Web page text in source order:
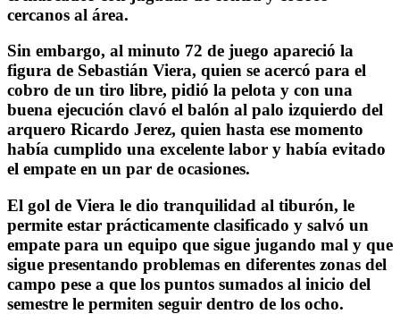
cercanos al área.
Sin embargo, al minuto 72 de juego apareció la
figura de Sebastián Viera, quien se acercó para el
cobro de un tiro libre, pidió la pelota y con una
buena ejecución clavó el balón al palo izquierdo del
arquero Ricardo Jerez, quien hasta ese momento
había cumplido una excelente labor y había evitado
el empate en un par de ocasiones.
El gol de Viera le dio tranquilidad al tiburón, le
permite estar prácticamente clasificado y salvó un
empate para un equipo que sigue jugando mal y que
sigue presentando problemas en diferentes zonas del
campo pese a que los puntos sumados al inicio del
semestre le permiten seguir dentro de los ocho.